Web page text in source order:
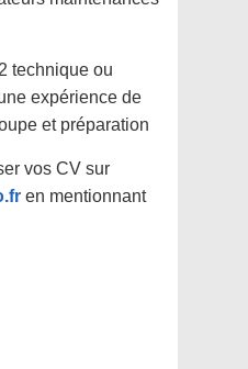
technique ou
expérience de
et préparation
vos CV sur
en mentionnant